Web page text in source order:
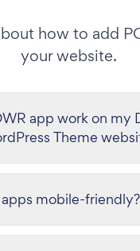
how to add
your website.
app work on my
Theme
mobile-friendly?